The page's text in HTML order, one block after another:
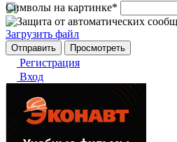
Символы на картинке*
Загрузить файл
Регистрация
Вход